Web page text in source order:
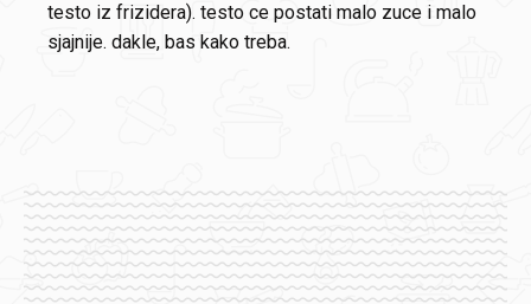
testo iz frizidera). testo ce postati malo zuce i malo
sjajnije. dakle, bas kako treba.